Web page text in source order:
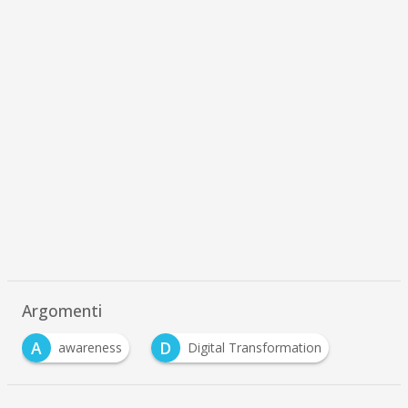
Argomenti
A
awareness D Digital Transformation